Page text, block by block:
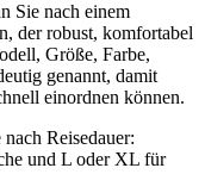
Sie nach einem
der robust, komfortabel
Größe, Farbe,
genannt, damit
einordnen können.
Reisedauer:
und L oder XL für